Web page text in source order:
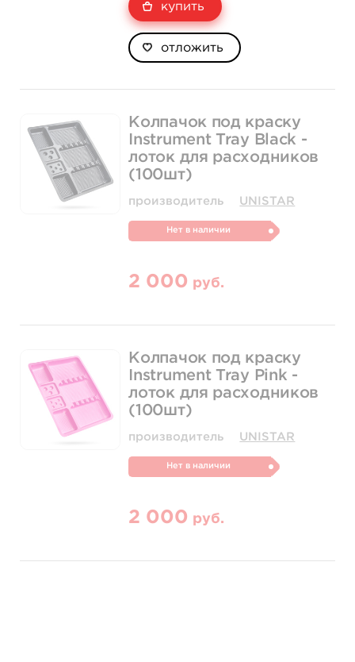
купить
отложить
Колпачок под краску
Instrument Tray Black -
лоток для расходников
(100шт)
производитель UNISTAR
Нет в наличии
2 000 руб.
Колпачок под краску
Instrument Tray Pink -
лоток для расходников
(100шт)
производитель UNISTAR
Нет в наличии
2 000 руб.